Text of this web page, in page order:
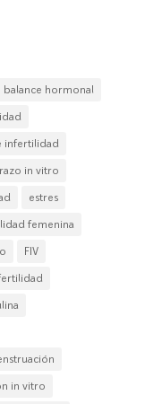
balance hormonal
infertilidad
in vitro
estres
femenina
FIV
in vitro